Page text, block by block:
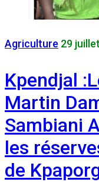
Agriculture 29
Kpendjal
Martin
Sambiani
les
de